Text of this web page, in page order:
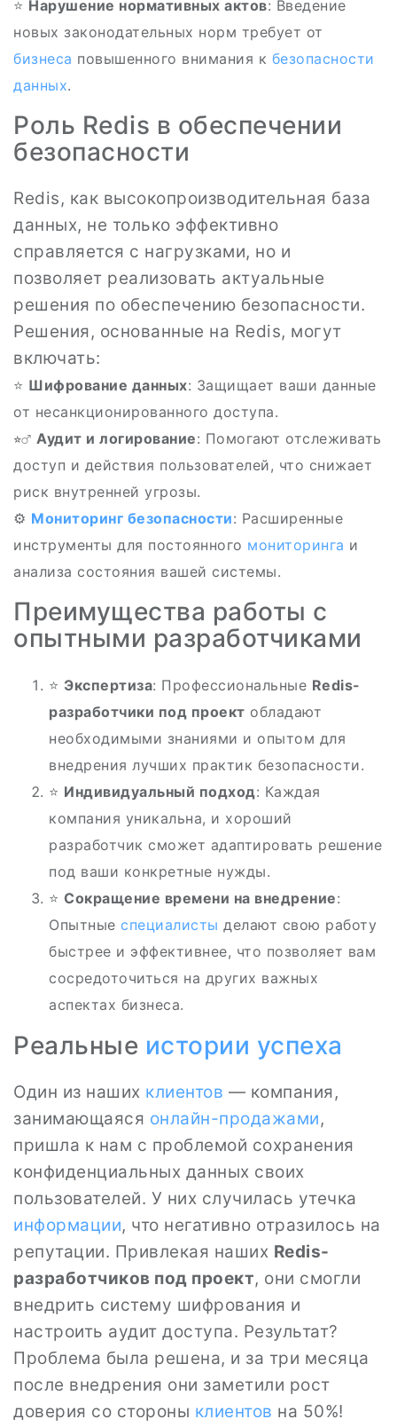
⭐️ Нарушение нормативных актов: Введение
новых законодательных норм требует от
бизнеса повышенного внимания к безопасности
данных.
Роль Redis в обеспечении
безопасности
Redis, как высокопроизводительная база
данных, не только эффективно
справляется с нагрузками, но и
позволяет реализовать актуальные
решения по обеспечению безопасности.
Решения, основанные на Redis, могут
включать:
⭐ Шифрование данных: Защищает ваши данные
от несанкционированного доступа.
⭐️‍♂️ Аудит и логирование: Помогают отслеживать
доступ и действия пользователей, что снижает
риск внутренней угрозы.
⚙️ Мониторинг безопасности: Расширенные
инструменты для постоянного мониторинга и
анализа состояния вашей системы.
Преимущества работы с
опытными разработчиками
⭐ Экспертиза: Профессиональные Redis-
разработчики под проект обладают
необходимыми знаниями и опытом для
внедрения лучших практик безопасности.
⭐ Индивидуальный подход: Каждая
компания уникальна, и хороший
разработчик сможет адаптировать решение
под ваши конкретные нужды.
⭐ Сокращение времени на внедрение:
Опытные специалисты делают свою работу
быстрее и эффективнее, что позволяет вам
сосредоточиться на других важных
аспектах бизнеса.
Реальные истории успеха
Один из наших клиентов — компания,
занимающаяся онлайн-продажами,
пришла к нам с проблемой сохранения
конфиденциальных данных своих
пользователей. У них случилась утечка
информации, что негативно отразилось на
репутации. Привлекая наших Redis-
разработчиков под проект, они смогли
внедрить систему шифрования и
настроить аудит доступа. Результат?
Проблема была решена, и за три месяца
после внедрения они заметили рост
доверия со стороны клиентов на 50%!